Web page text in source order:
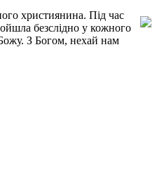
християнина. Під час
безслідно у кожного
З Богом, нехай нам